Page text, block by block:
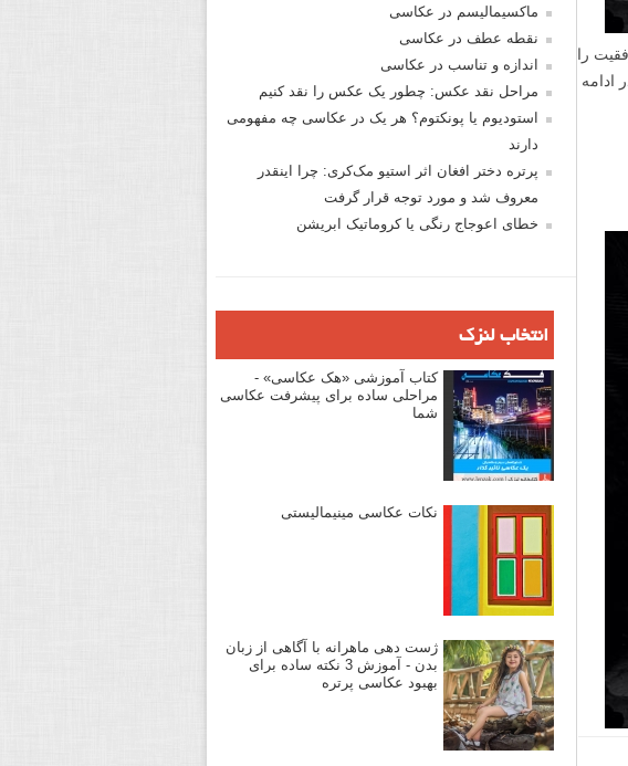
را
ادامه
ماکسیمالیسم در عکاسی
نقطه عطف در عکاسی
اندازه و تناسب در عکاسی
مراحل نقد عکس: چطور یک عکس را نقد کنیم
استودیوم یا پونکتوم؟ هر یک در عکاسی چه مفهومی
دارند
پرتره دختر افغان اثر استیو مک‌کری: چرا اینقدر
معروف شد و مورد توجه قرار گرفت
خطای اعوجاج رنگی یا کروماتیک ابریشن
انتخاب لنزک
کتاب آموزشی «هک عکاسی» -
مراحلی ساده برای پیشرفت عکاسی
شما
نکات عکاسی مینیمالیستی
ژست دهی ماهرانه با آگاهی از زبان
بدن - آموزش 3 نکته ساده برای
بهبود عکاسی پرتره